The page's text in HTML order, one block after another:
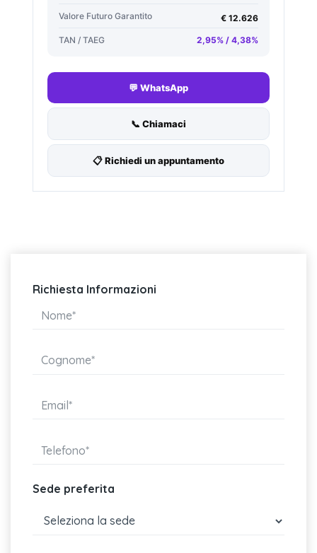
Valore Futuro Garantito € 12.626
TAN / TAEG 2,95% / 4,38%
💬 WhatsApp
📞 Chiamaci
📋 Richiedi un appuntamento
Richiesta Informazioni
Sede preferita